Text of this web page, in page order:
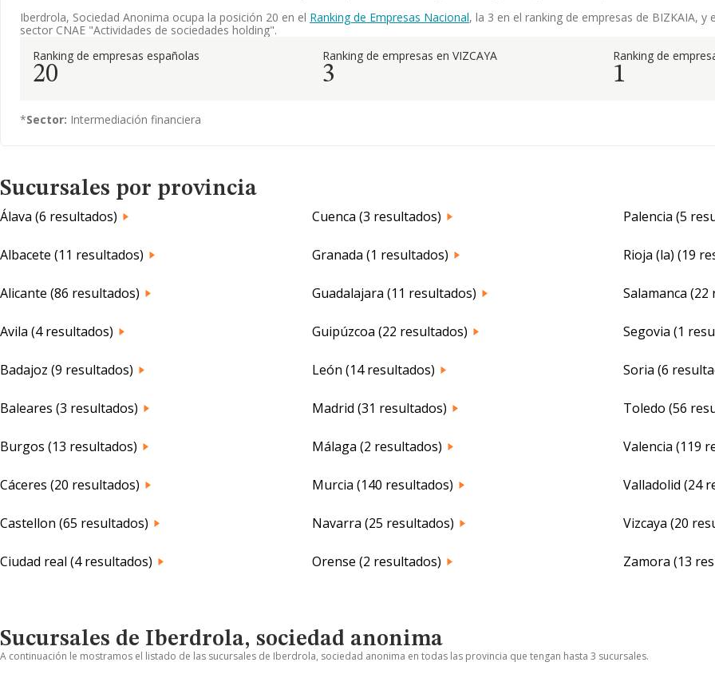
Iberdrola, Sociedad Anonima ocupa la posición 20 en el Ranking de Empresas Nacional, la 3 en el ranking de empresas de BIZKAIA, y
sector CNAE "Actividades de sociedades holding".
Ranking de empresas españolas
20
Ranking de empresas en VIZCAYA
3
Ranking de
1
*Sector: Intermediación financiera
Sucursales por provincia
Álava (6 resultados)
Albacete (11 resultados)
Alicante (86 resultados)
Avila (4 resultados)
Badajoz (9 resultados)
Baleares (3 resultados)
Burgos (13 resultados)
Cáceres (20 resultados)
Castellon (65 resultados)
Ciudad real (4 resultados)
Cuenca (3 resultados)
Granada (1 resultados)
Guadalajara (11 resultados)
Guipúzcoa (22 resultados)
León (14 resultados)
Madrid (31 resultados)
Málaga (2 resultados)
Murcia (140 resultados)
Navarra (25 resultados)
Orense (2 resultados)
Palencia (5
Rioja (la) (19
Salamanca
Segovia (1
Soria (6
Toledo (56
Valencia (119
Valladolid (24
Vizcaya (20
Zamora (13
Sucursales de Iberdrola, sociedad anonima
A continuación le mostramos el listado de las sucursales de Iberdrola, sociedad anonima en todas las provincia que tengan hasta 3 sucursales.